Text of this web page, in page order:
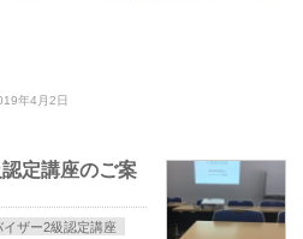
年4月2日
定講座のご案
ザー2級認定講座